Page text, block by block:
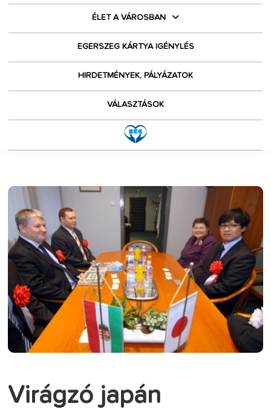
ÉLET A VÁROSBAN
EGERSZEG KÁRTYA IGÉNYLÉS
HIRDETMÉNYEK, PÁLYÁZATOK
VÁLASZTÁSOK
Virágzó japán